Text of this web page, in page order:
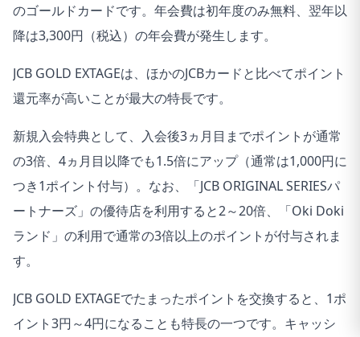
のゴールドカードです。年会費は初年度のみ無料、翌年以
降は3,300円（税込）の年会費が発生します。
JCB GOLD EXTAGEは、ほかのJCBカードと比べてポイント
還元率が高いことが最大の特長です。
新規入会特典として、入会後3ヵ月目までポイントが通常
の3倍、4ヵ月目以降でも1.5倍にアップ（通常は1,000円に
つき1ポイント付与）。なお、「JCB ORIGINAL SERIESパ
ートナーズ」の優待店を利用すると2～20倍、「Oki Doki
ランド」の利用で通常の3倍以上のポイントが付与されま
す。
JCB GOLD EXTAGEでたまったポイントを交換すると、1ポ
イント3円～4円になることも特長の一つです。キャッシ